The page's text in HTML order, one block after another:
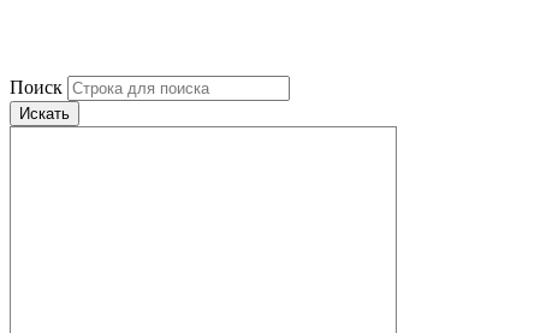
Поиск
Искать